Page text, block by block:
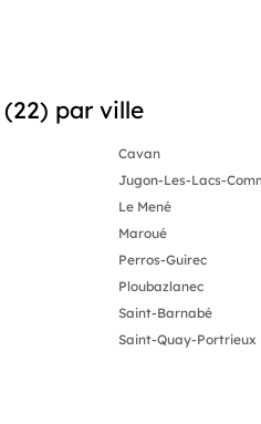
par ville
Cavan
Jugon-Les-Lacs-
Le Mené
Maroué
Perros-Guirec
Ploubazlanec
Saint-Barnabé
Saint-Quay-Portrieux